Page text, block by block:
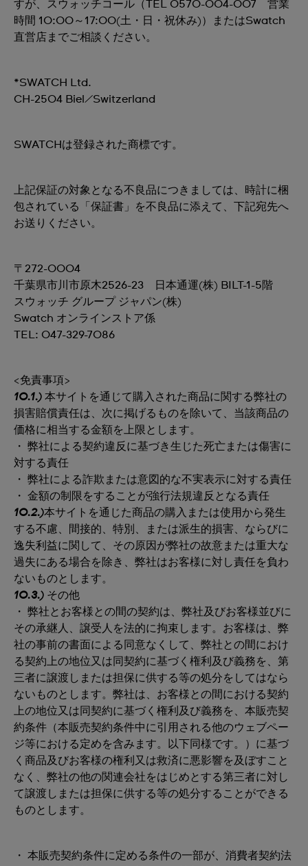
すが、スウォッチコール（TEL 0570-004-007 営業
時間 10:00～17:00(土・日・祝休み)）またはSwatch
直営店までご相談ください。
*SWATCH Ltd.
CH-2504 Biel/Switzerland
SWATCHは登録された商標です。
上記保証の対象となる不良品につきましては、時計に梱
包されている「保証書」を不良品に添えて、下記宛先へ
お送りください。
〒272-0004
千葉県市川市原木2526-23 日本通運(株) BILT-1-5階
スウォッチ グループ ジャパン(株)
Swatch オンラインストア係
TEL: 047-329-7086
<免責事項>
10.1.) 本サイトを通じて購入された商品に関する弊社の
損害賠償責任は、次に掲げるものを除いて、当該商品の
価格に相当する金額を上限とします。
・ 弊社による契約違反に基づき生じた死亡または傷害に
対する責任
・ 弊社による詐欺または意図的な不実表示に対する責任
・ 金額の制限をすることが強行法規違反となる責任
10.2.)本サイトを通じた商品の購入または使用から発生
する不慮、間接的、特別、または派生的損害、ならびに
逸失利益に関して、その原因が弊社の故意または重大な
過失にある場合を除き、弊社はお客様に対し責任を負わ
ないものとします。
10.3.) その他
・ 弊社とお客様との間の契約は、弊社及びお客様並びに
その承継人、譲受人を法的に拘束します。お客様は、弊
社の事前の書面による同意なくして、弊社との間におけ
る契約上の地位又は同契約に基づく権利及び義務を、第
三者に譲渡しまたは担保に供する等の処分をしてはなら
ないものとします。弊社は、お客様との間における契約
上の地位又は同契約に基づく権利及び義務を、本販売契
約条件（本販売契約条件中に引用される他のウェブペー
ジ等における定めを含みます。以下同様です。）に基づ
く商品及びお客様の権利又は救済に悪影響を及ぼすこと
なく、弊社の他の関連会社をはじめとする第三者に対し
て譲渡しまたは担保に供する等の処分することができる
ものとします。
・ 本販売契約条件に定める条件の一部が、消費者契約法